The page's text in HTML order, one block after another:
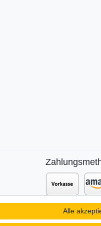
Zusätzlich
Kauf auf
Alle